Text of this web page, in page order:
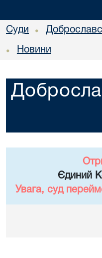
Суди •
• Новини
Єдиний
Увага, суд